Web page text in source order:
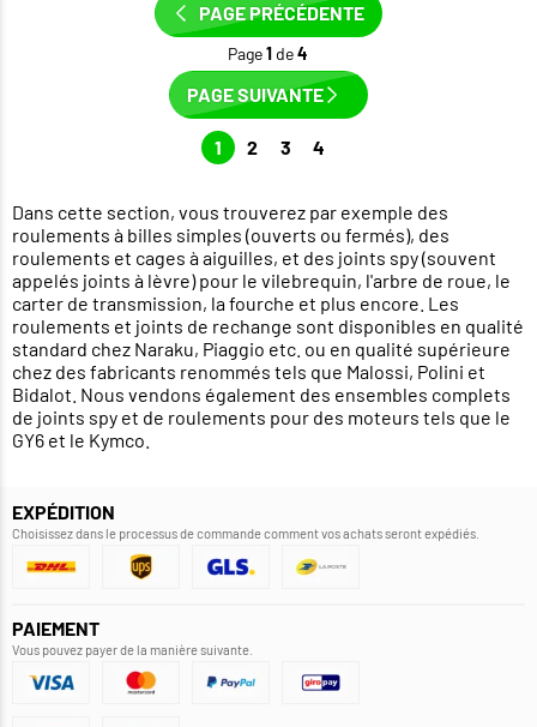
PAGE PRÉCÉDENTE
Page 1 de 4
PAGE SUIVANTE
1 2 3 4
Dans cette section, vous trouverez par exemple des
roulements à billes simples (ouverts ou fermés), des
roulements et cages à aiguilles, et des joints spy (souvent
appelés joints à lèvre) pour le vilebrequin, l'arbre de roue, le
carter de transmission, la fourche et plus encore. Les
roulements et joints de rechange sont disponibles en qualité
standard chez Naraku, Piaggio etc. ou en qualité supérieure
chez des fabricants renommés tels que Malossi, Polini et
Bidalot. Nous vendons également des ensembles complets
de joints spy et de roulements pour des moteurs tels que le
GY6 et le Kymco.
EXPÉDITION
Choisissez dans le processus de commande comment vos achats seront expédiés.
PAIEMENT
Vous pouvez payer de la manière suivante.